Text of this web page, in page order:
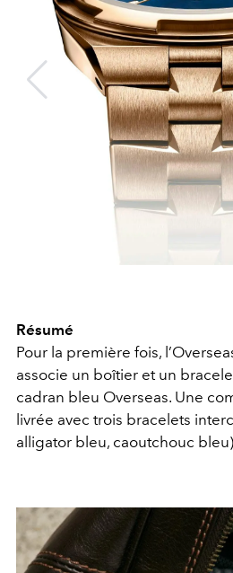
Résumé
Pour la première fois,
associe un boîtier et un
cadran bleu Overseas. Une
livrée avec trois bracelets
alligator bleu, caoutchouc